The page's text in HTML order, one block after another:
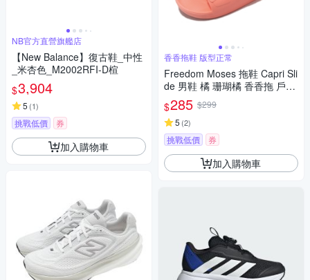
NB官方直營旗艦店
【New Balance】復古鞋_中性
_米杏色_M2002RFI-D楦
$3,904
5 (1)
挑戰低價 券
加入購物車
香香拖鞋 版型正常
Freedom Moses 拖鞋 Capri Sli
de 男鞋 橘 珊瑚橘 香香拖 戶外
FMCAP
$285 $299
5 (2)
挑戰低價 券
加入購物車